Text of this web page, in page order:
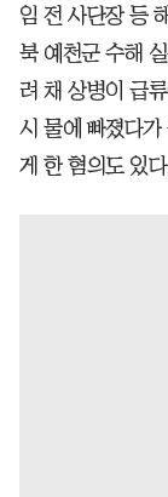
임 전 사단장 등
북 예천군 수해
려 채 상병이 급
시 물에 빠졌다
게 한 혐의도 있다.